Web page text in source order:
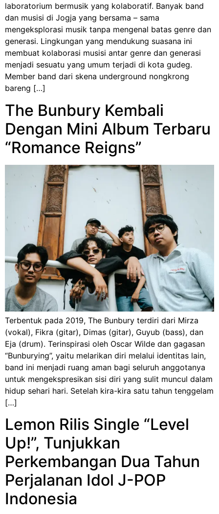
laboratorium bermusik yang kolaboratif. Banyak band
dan musisi di Jogja yang bersama – sama
mengeksplorasi musik tanpa mengenal batas genre dan
generasi. Lingkungan yang mendukung suasana ini
membuat kolaborasi musisi antar genre dan generasi
menjadi sesuatu yang umum terjadi di kota gudeg.
Member band dari skena underground nongkrong
bareng […]
The Bunbury Kembali
Dengan Mini Album Terbaru
“Romance Reigns”
Terbentuk pada 2019, The Bunbury terdiri dari Mirza
(vokal), Fikra (gitar), Dimas (gitar), Guyub (bass), dan
Eja (drum). Terinspirasi oleh Oscar Wilde dan gagasan
“Bunburying”, yaitu melarikan diri melalui identitas lain,
band ini menjadi ruang aman bagi seluruh anggotanya
untuk mengekspresikan sisi diri yang sulit muncul dalam
hidup sehari hari. Setelah kira-kira satu tahun tenggelam
[…]
Lemon Rilis Single “Level
Up!”, Tunjukkan
Perkembangan Dua Tahun
Perjalanan Idol J-POP
Indonesia